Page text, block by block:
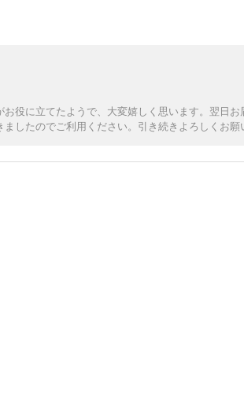
役に立てたようで、大変嬉しく思います。翌日
したのでご利用ください。引き続きよろしくお願